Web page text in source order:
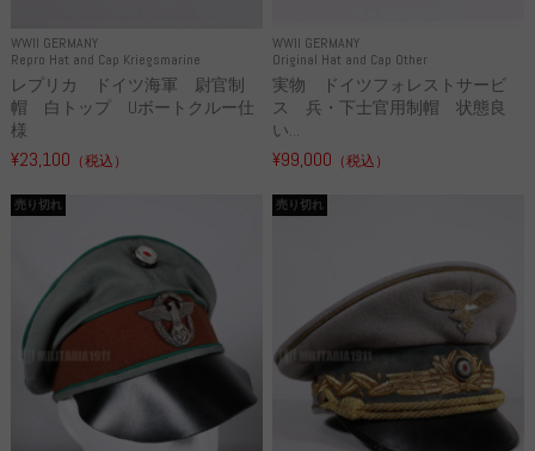
WWII GERMANY
Repro Hat and Cap Kriegsmarine
レプリカ ドイツ海軍 尉官制
帽 白トップ Uボートクルー仕
様
¥23,100 （税込）
WWII GERMANY
Original Hat and Cap Other
実物 ドイツフォレストサービ
ス 兵・下士官用制帽 状態良
い...
¥99,000 （税込）
売り切れ 売り切れ